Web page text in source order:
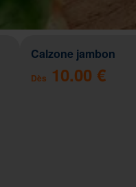
Calzone jambon
Dès 10.00 €